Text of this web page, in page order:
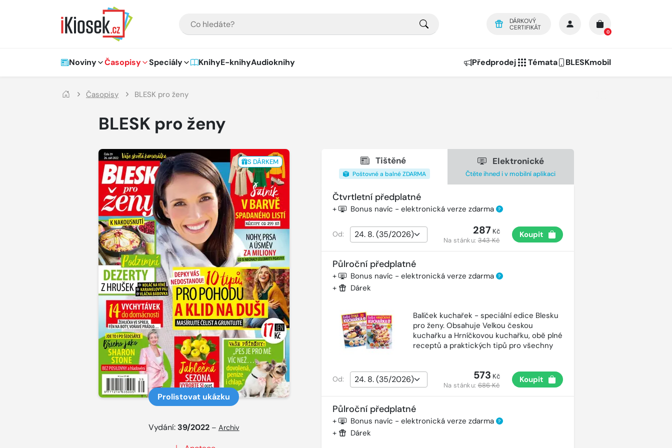
DÁRKOVÝ
CERTIFIKÁT
0
Hlavní navigace
Noviny Časopisy Speciály KnihyE-knihyAudioknihy Předprodej Témata BLESKmobil
Časopisy BLESK pro ženy
BLESK pro ženy
S DÁRKEM
Prolistovat ukázku
Vydání: 39/2022 – Archiv
Tištěné
Poštovné a balné ZDARMA
Elektronické
Čtěte ihned i v mobilní aplikaci
Čtvrtletní předplatné
+ Bonus navíc - elektronická verze zdarma ?
Od: 287 Kč
Na stánku:343 Kč
Koupit
Půlroční předplatné
+ Bonus navíc - elektronická verze zdarma ?
+ Dárek
Balíček kuchařek - speciální edice Blesku
pro ženy. Obsahuje Velkou českou
kuchařku a Hrníčkovou kuchařku, obě plné
receptů a praktických tipů pro všechny
Od: 573 Kč
Na stánku:686 Kč
Koupit
Půlroční předplatné
+ Bonus navíc - elektronická verze zdarma ?
+ Dárek